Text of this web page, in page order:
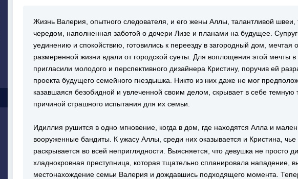
Жизнь Валерия, опытного следователя, и его жены Аллы, талантливой швеи,
чередом, наполненная заботой о дочери Лизе и планами на будущее.
уединению и спокойствию, готовились к переезду в загородный дом, мечтая
размеренной жизни вдали от городской суеты. Для воплощения этой мечты в
пригласили молодого и перспективного дизайнера Кристину, поручив ей
проекта будущего семейного гнездышка. Никто из них даже не мог
казавшаяся безобидной и увлеченной своим делом, скрывает в себе темную
причиной страшного испытания для их семьи.
Идиллия рушится в одно мгновение, когда в дом, где находятся Алла и
вооруженные бандиты. К ужасу Аллы, среди них оказывается и Кристина,
раскрывается во всей неприглядности. Выясняется, что девушка не просто
хладнокровная преступница, которая тщательно спланировала нападение,
местонахождение семьи Валерия и дождавшись подходящего момента.